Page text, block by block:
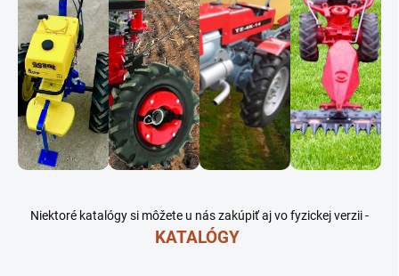
Niektoré katalógy si môžete u nás zakúpiť aj vo fyzickej verzii -
KATALÓGY